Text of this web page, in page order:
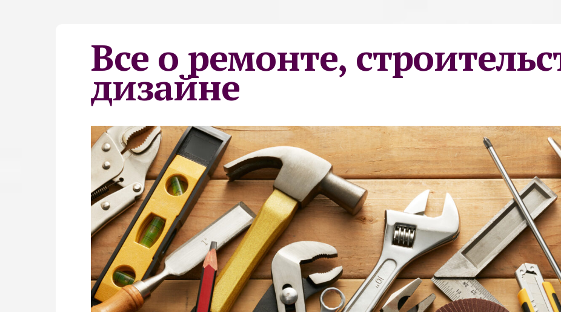
Все о ремонте,
дизайне